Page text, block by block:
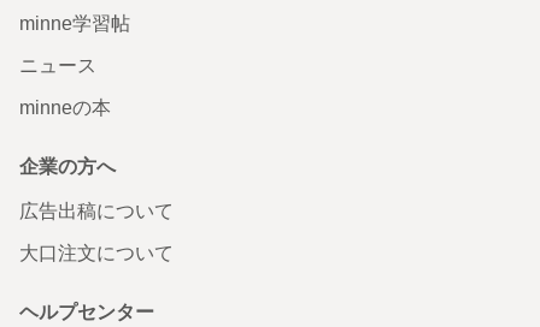
minne学習帖
ニュース
minneの本
企業の方へ
広告出稿について
大口注文について
ヘルプセンター